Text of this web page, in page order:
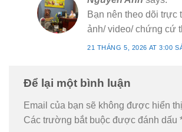
Bạn nên theo dõi trực
ảnh/ video/ chứng cứ
21 THÁNG 5, 2026 AT 3:00
Để lại một bình luận
Email của bạn sẽ không được hiển
Các trường bắt buộc được đánh dấu